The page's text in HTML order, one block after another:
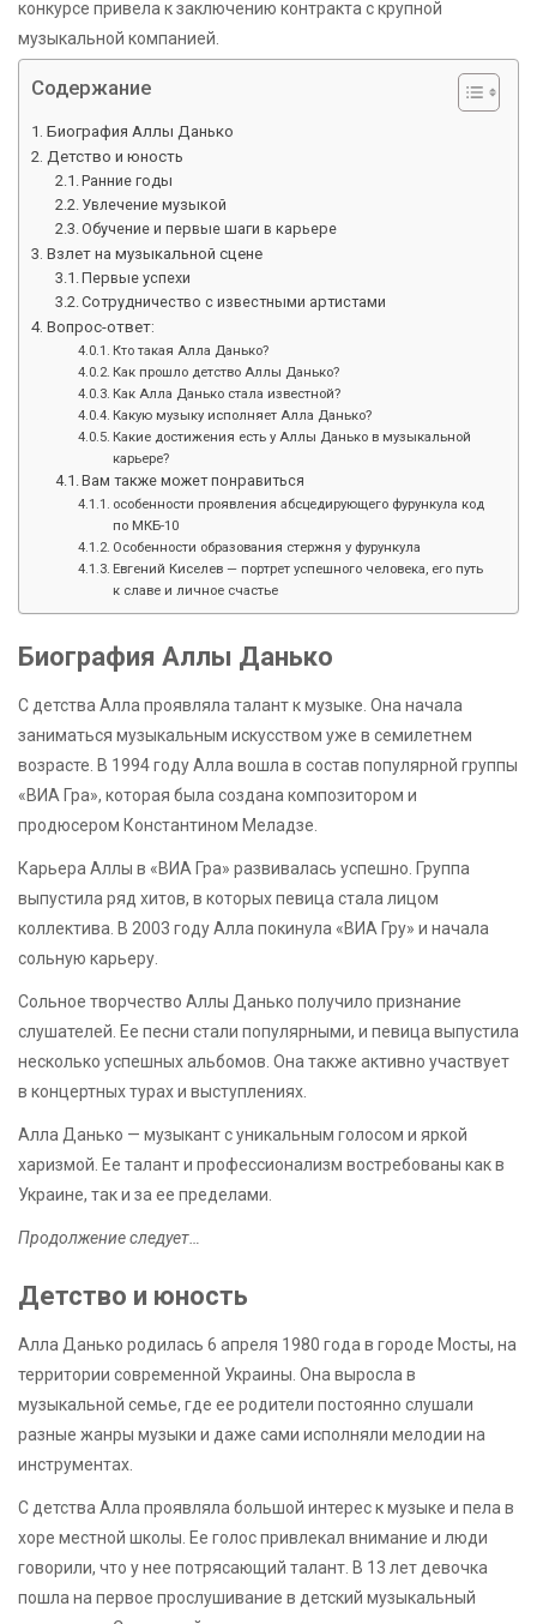
конкурсе привела к заключению контракта с крупной
музыкальной компанией.
Содержание
Биография Аллы Данько
Детство и юность
Ранние годы
Увлечение музыкой
Обучение и первые шаги в карьере
Взлет на музыкальной сцене
Первые успехи
Сотрудничество с известными артистами
Вопрос-ответ:
Кто такая Алла Данько?
Как прошло детство Аллы Данько?
Как Алла Данько стала известной?
Какую музыку исполняет Алла Данько?
Какие достижения есть у Аллы Данько в музыкальной
карьере?
Вам также может понравиться
особенности проявления абсцедирующего фурункула код
по МКБ-10
Особенности образования стержня у фурункула
Евгений Киселев — портрет успешного человека, его путь
к славе и личное счастье
Биография Аллы Данько
С детства Алла проявляла талант к музыке. Она начала
заниматься музыкальным искусством уже в семилетнем
возрасте. В 1994 году Алла вошла в состав популярной группы
«ВИА Гра», которая была создана композитором и
продюсером Константином Меладзе.
Карьера Аллы в «ВИА Гра» развивалась успешно. Группа
выпустила ряд хитов, в которых певица стала лицом
коллектива. В 2003 году Алла покинула «ВИА Гру» и начала
сольную карьеру.
Сольное творчество Аллы Данько получило признание
слушателей. Ее песни стали популярными, и певица выпустила
несколько успешных альбомов. Она также активно участвует
в концертных турах и выступлениях.
Алла Данько — музыкант с уникальным голосом и яркой
харизмой. Ее талант и профессионализм востребованы как в
Украине, так и за ее пределами.
Продолжение следует…
Детство и юность
Алла Данько родилась 6 апреля 1980 года в городе Мосты, на
территории современной Украины. Она выросла в
музыкальной семье, где ее родители постоянно слушали
разные жанры музыки и даже сами исполняли мелодии на
инструментах.
С детства Алла проявляла большой интерес к музыке и пела в
хоре местной школы. Ее голос привлекал внимание и люди
говорили, что у нее потрясающий талант. В 13 лет девочка
пошла на первое прослушивание в детский музыкальный